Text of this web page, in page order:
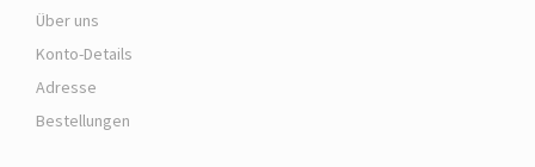
Über uns
Konto-Details
Adresse
Bestellungen